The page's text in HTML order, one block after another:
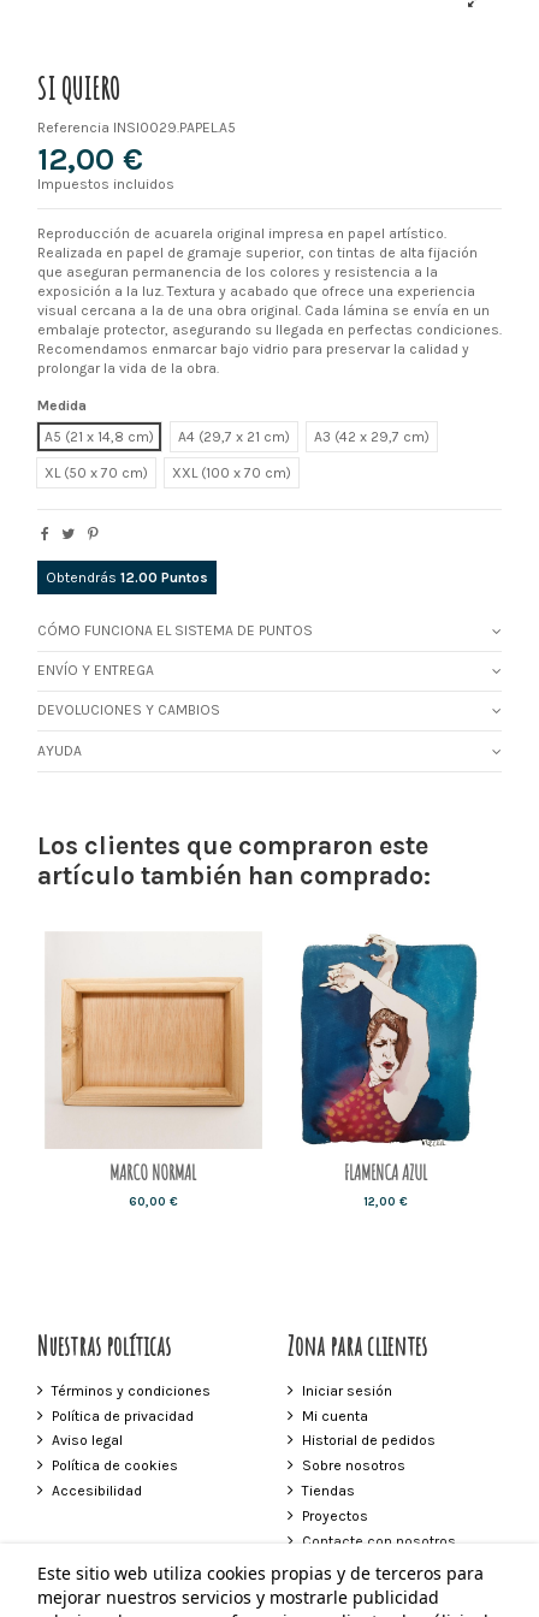
SI QUIERO
Referencia INSI0029.PAPEL.A5
12,00 €
Impuestos incluidos
Reproducción de acuarela original impresa en papel artístico.
Realizada en papel de gramaje superior, con tintas de alta fijación
que aseguran permanencia de los colores y resistencia a la
exposición a la luz. Textura y acabado que ofrece una experiencia
visual cercana a la de una obra original. Cada lámina se envía en un
embalaje protector, asegurando su llegada en perfectas condiciones.
Recomendamos enmarcar bajo vidrio para preservar la calidad y
prolongar la vida de la obra.
Medida
A5 (21 x 14,8 cm)
A4 (29,7 x 21 cm) A3 (42 x 29,7 cm)
XL XXL
Obtendrás 12.00 Puntos
CÓMO FUNCIONA EL SISTEMA DE PUNTOS
ENVÍO Y ENTREGA
DEVOLUCIONES Y CAMBIOS
AYUDA
Los clientes que compraron este
artículo también han comprado:
MARCO NORMAL
60,00 €
FLAMENCA AZUL
12,00 €
Nuestras políticas
Términos y condiciones
Política de privacidad
Aviso legal
Política de cookies
Accesibilidad
Zona para clientes
Iniciar sesión
Mi cuenta
Historial de pedidos
Sobre nosotros
Tiendas
Proyectos
Contacte con nosotros
Contacto
Este sitio web utiliza cookies propias y de terceros para
mejorar nuestros servicios y mostrarle publicidad